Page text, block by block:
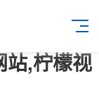
站,柠檬视